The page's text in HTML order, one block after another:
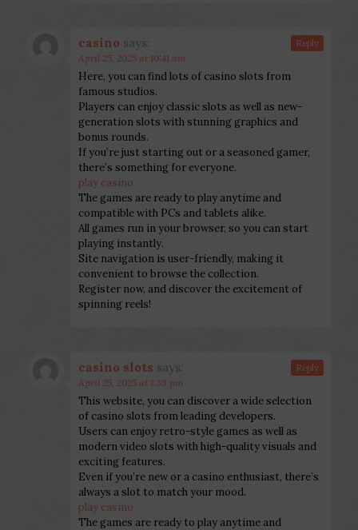
casino says:
April 25, 2025 at 10:41 am
Here, you can find lots of casino slots from
famous studios.
Players can enjoy classic slots as well as new-
generation slots with stunning graphics and
bonus rounds.
If you’re just starting out or a seasoned gamer,
there’s something for everyone.
play casino
The games are ready to play anytime and
compatible with PCs and tablets alike.
All games run in your browser, so you can start
playing instantly.
Site navigation is user-friendly, making it
convenient to browse the collection.
Register now, and discover the excitement of
spinning reels!
Reply
casino slots says:
April 25, 2025 at 1:33 pm
This website, you can discover a wide selection
of casino slots from leading developers.
Users can enjoy retro-style games as well as
modern video slots with high-quality visuals and
exciting features.
Even if you’re new or a casino enthusiast, there’s
always a slot to match your mood.
play casino
The games are ready to play anytime and
Reply